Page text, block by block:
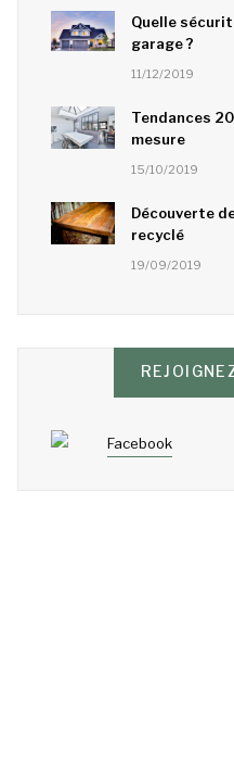
Quelle
garage ?
11/12/2019
Tendances
mesure
15/10/2019
Découverte
recyclé
19/09/2019
Facebook